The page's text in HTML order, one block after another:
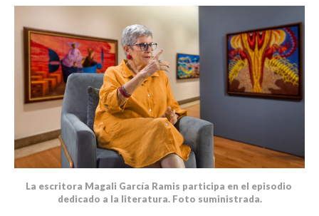
La escritora Magali García Ramis participa en el episodio
dedicado a la literatura. Foto suministrada.